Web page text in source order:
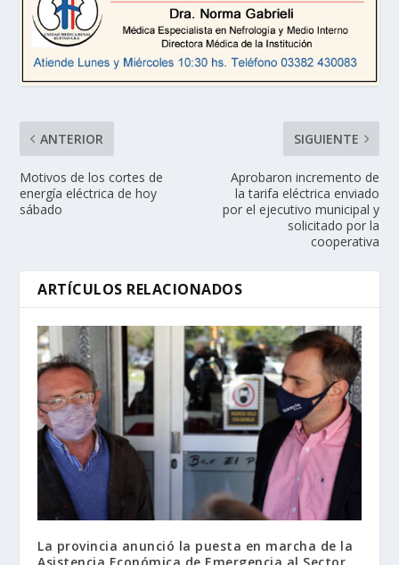
ANTERIOR
Motivos de los cortes de
energía eléctrica de hoy
sábado
SIGUIENTE
Aprobaron incremento de
la tarifa eléctrica enviado
por el ejecutivo municipal y
solicitado por la
cooperativa
ARTÍCULOS RELACIONADOS
La provincia anunció la puesta en marcha de la